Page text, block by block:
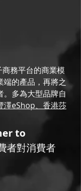
務平台的商業模
端的產品，再將之
。多為大型品牌自
澤eShop、 香港莎
to
者對消費者